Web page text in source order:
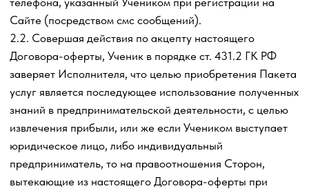
Договору-оферте в соответствии с утвержденной
Исполнителем формой.
4.4.1 До начала оказания образовательных
дает Исполнителю согласие на обработку
персональных данных по правилам Политики в
отношении обработки персональных данных,
утвержденной Исполнителем, постоянно размещенной
на Сайте. Без согласия Ученика на обработку
предоставленных им персональных данных оказание
Исполнителем услуг по настоящему Договору-оферте
невозможно.
Вопросы обработки персональных данных регулируются
следующим документом Исполнителя: Политикой в
отношении обработки персональных данных
приказом Индивидуального предпринимателя